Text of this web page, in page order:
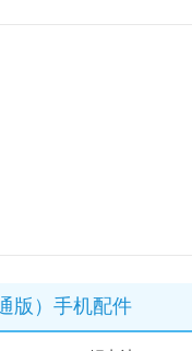
版）手机配件